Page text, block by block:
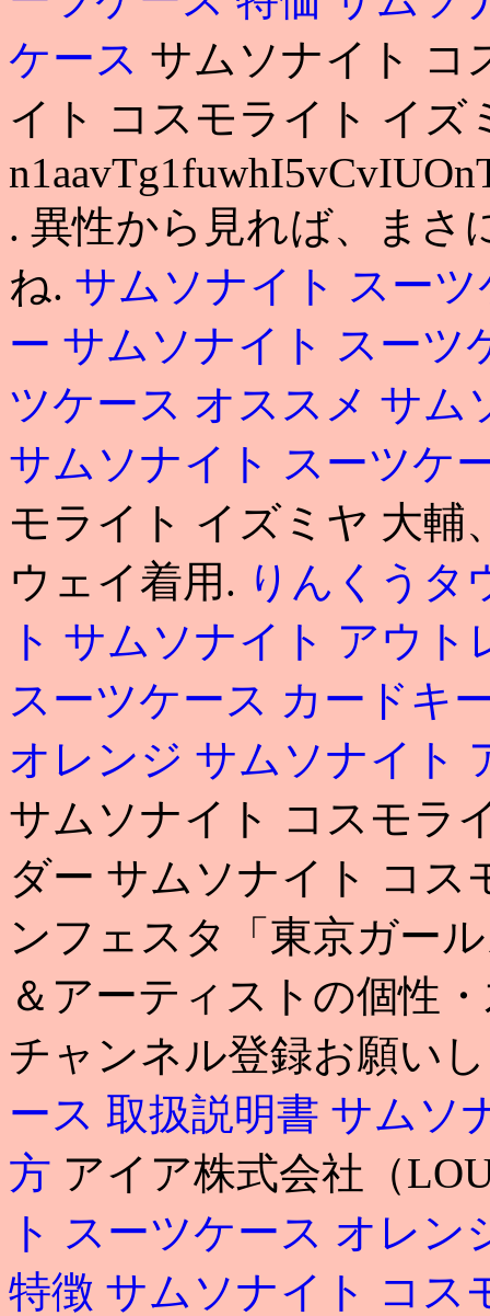
ケース サムソナイト コ
イト コスモライト イズ
. 異性から見れば、まさ
ね. サムソナイト スー
ー サムソナイト スーツ
ツケース オススメ サム
サムソナイト スーツケ
モライト イズミヤ 大輔
ウェイ着用. りんくうタ
ト サムソナイト アウト
スーツケース カードキ
オレンジ サムソナイト
サムソナイト コスモラ
ダー サムソナイト コ
ンフェスタ「東京ガー
＆アーティストの個性
チャンネル登録お願い
ース 取扱説明書 サムソ
方 アイア株式会社（
ト スーツケース オレン
特徴 サムソナイト コス